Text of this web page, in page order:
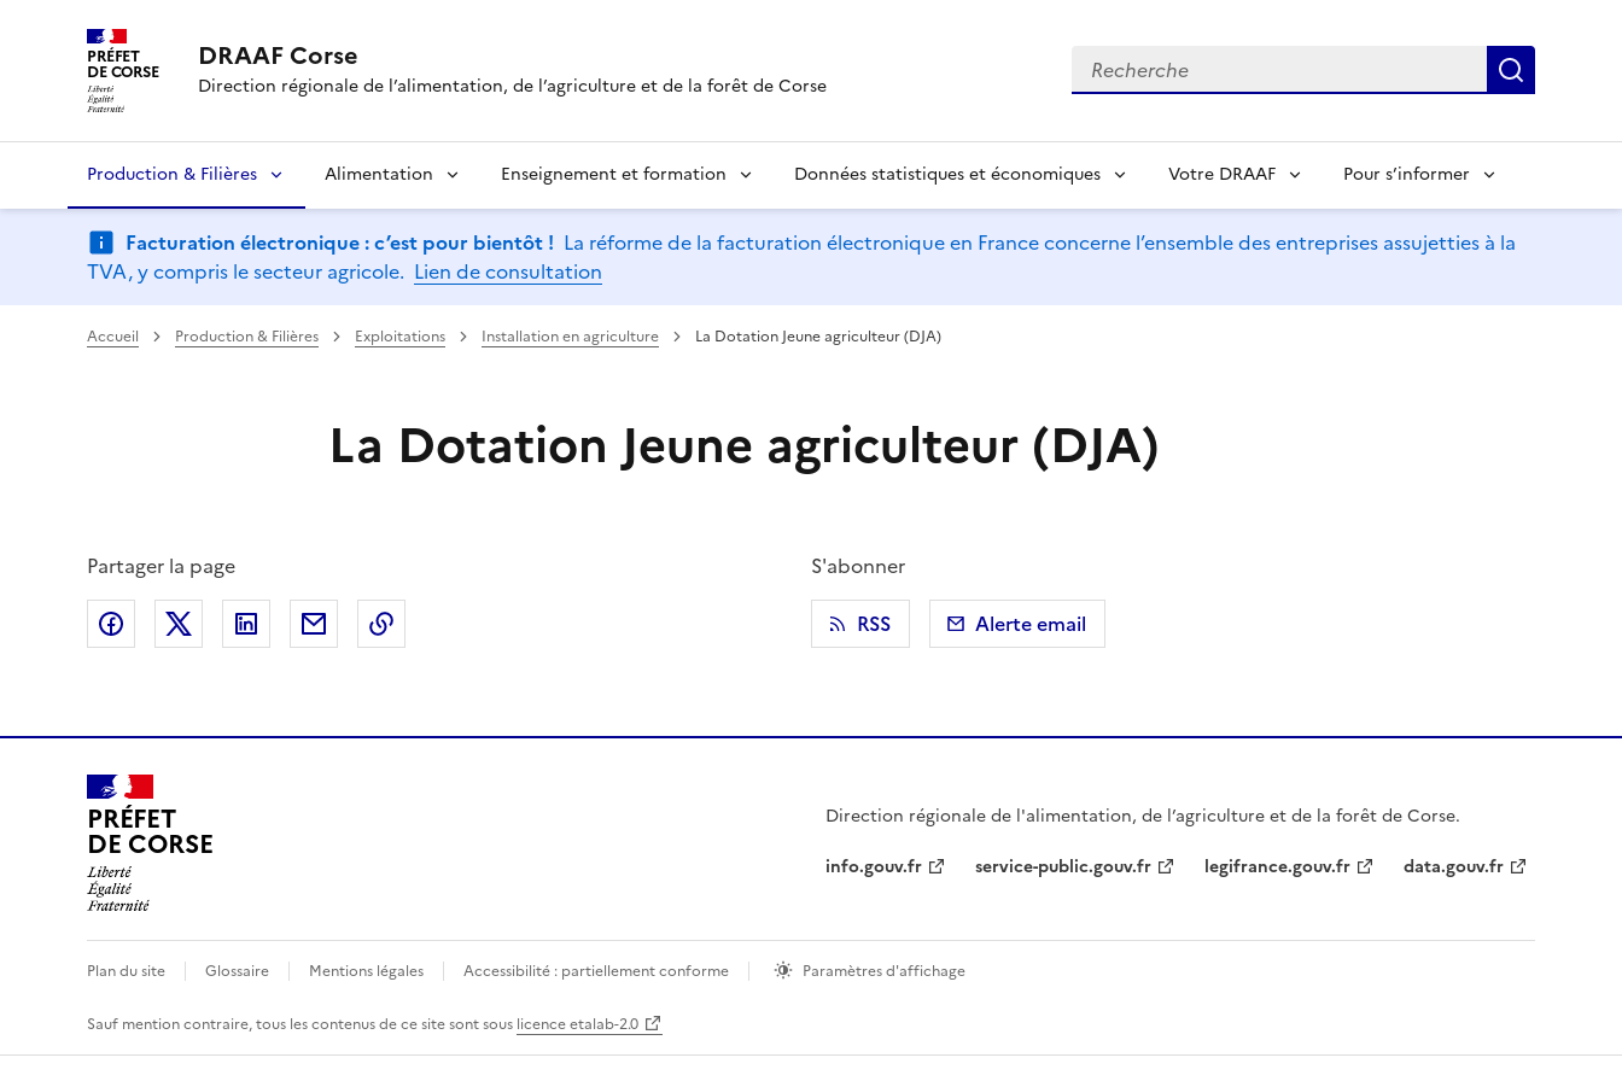
PRÉFET
DE CORSE DRAAF Corse
Direction régionale de l’alimentation, de l’agriculture et de la forêt de Corse
Recherche
Production & Filières Alimentation Enseignement et formation Données statistiques et économiques Votre DRAAF Pour s’informer
Facturation électronique : c’est pour bientôt ! La réforme de la facturation électronique en France concerne l’ensemble des entreprises assujetties à la
TVA, y compris le secteur agricole. Lien de consultation
Accueil Production & Filières Exploitations Installation en agriculture La Dotation Jeune agriculteur (DJA)
La Dotation Jeune agriculteur (DJA)
Partager la page
Partager sur Facebook
Partager sur X (anciennement Twitter)
Partager sur LinkedIn
Partager par email
S'abonner
RSS
Alerte email
PRÉFET
DE CORSE
Direction régionale de l'alimentation, de l’agriculture et de la forêt de Corse.
info.gouv.fr
service-public.gouv.fr legifrance.gouv.fr data.gouv.fr
Plan du site Glossaire Mentions légales Accessibilité : partiellement conforme Paramètres d'affichage
Sauf mention contraire, tous les contenus de ce site sont sous licence etalab-2.0